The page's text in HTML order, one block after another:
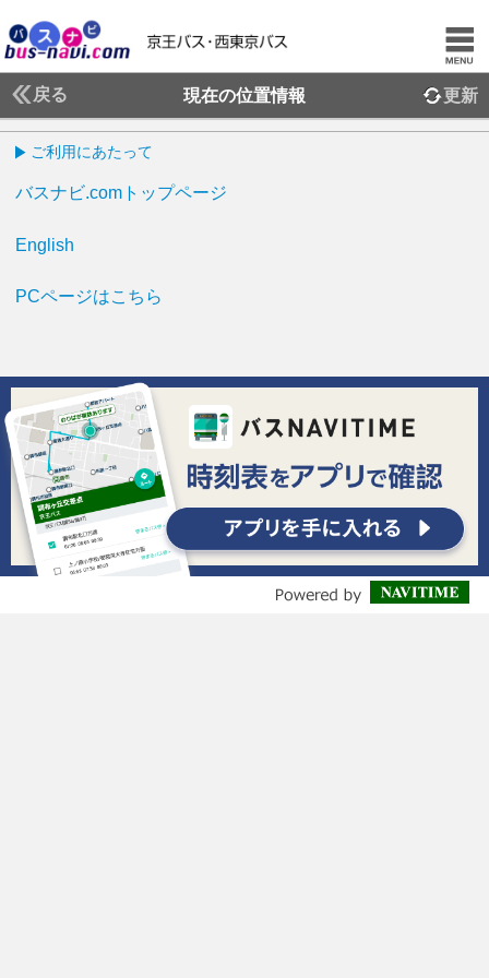
戻る 現在の位置情報 更新
ご利用にあたって
バスナビ.comトップページ
English
PCページはこちら